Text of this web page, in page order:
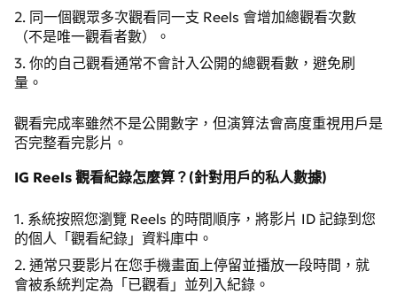
2. 同一個觀眾多次觀看同一支 Reels 會增加總觀看次數
（不是唯一觀看者數）。
3. 你的自己觀看通常不會計入公開的總觀看數，避免刷
量。
觀看完成率雖然不是公開數字，但演算法會高度重視用戶是
否完整看完影片。
IG Reels 觀看紀錄怎麼算？(針對用戶的私人數據)
1. 系統按照您瀏覽 Reels 的時間順序，將影片 ID 記錄到您
的個人「觀看紀錄」資料庫中。
2. 通常只要影片在您手機畫面上停留並播放一段時間，就
會被系統判定為「已觀看」並列入紀錄。